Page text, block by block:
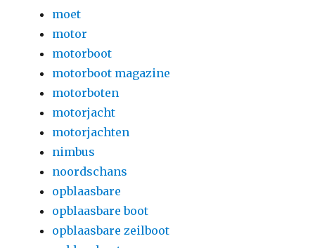
moet
motor
motorboot
motorboot magazine
motorboten
motorjacht
motorjachten
nimbus
noordschans
opblaasbare
opblaasbare boot
opblaasbare zeilboot